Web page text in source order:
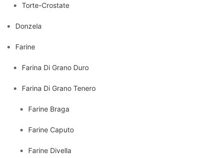
Torte-Crostate
Donzela
Farine
Farina Di Grano Duro
Farina Di Grano Tenero
Farine Braga
Farine Caputo
Farine Divella